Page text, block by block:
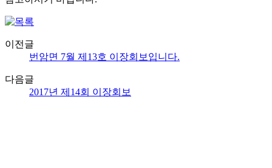
이전글
번암면 7월 제13호 이장회보입니다.
다음글
2017년 제14회 이장회보